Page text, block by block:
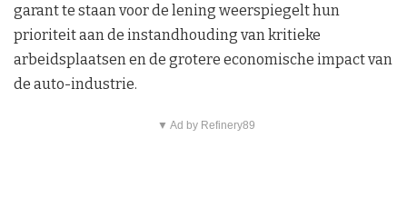
garant te staan voor de lening weerspiegelt hun
prioriteit aan de instandhouding van kritieke
arbeidsplaatsen en de grotere economische impact van
de auto-industrie.
▼ Ad by Refinery89